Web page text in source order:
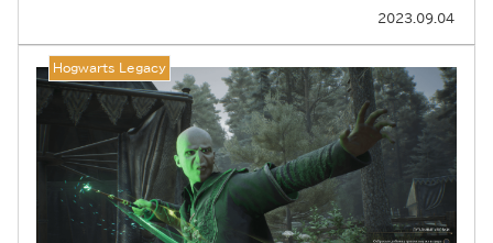
2023.09.04
Hogwarts Legacy